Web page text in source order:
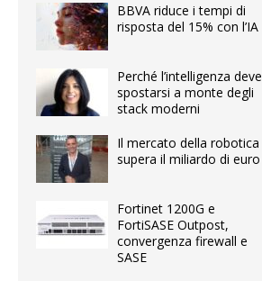
BBVA riduce i tempi di
risposta del 15% con l’IA
Perché l’intelligenza deve
spostarsi a monte degli
stack moderni
Il mercato della robotica
supera il miliardo di euro
Fortinet 1200G e
FortiSASE Outpost,
convergenza firewall e
SASE